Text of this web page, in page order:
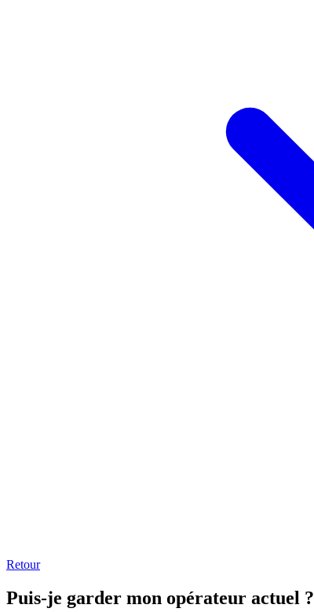
Retour
Puis-je garder mon opérateur actuel ?